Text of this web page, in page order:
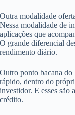
Outra modalidade
Nessa modalidade de
aplicações que
O grande diferencial
rendimento diário.
Outro ponto bacana do
rápido, dentro do
investidor. E esses são
crédito.